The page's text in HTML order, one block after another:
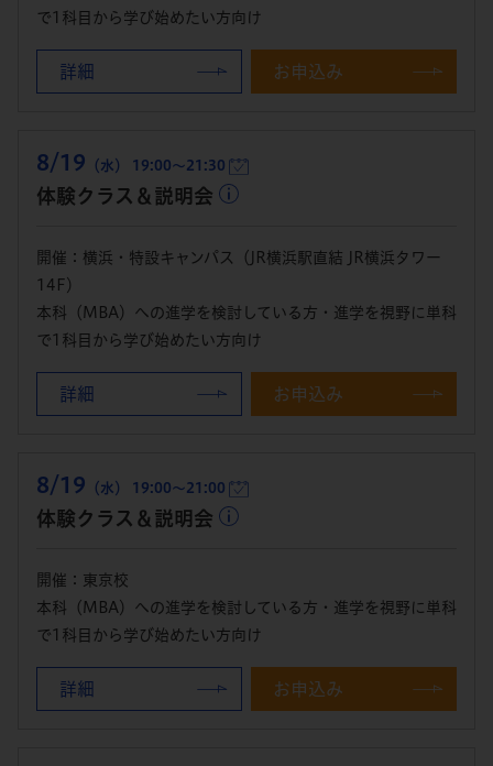
で1科目から学び始めたい方向け
詳細 お申込み
8/19 （水） 19:00～21:30
体験クラス＆説明会
開催：横浜・特設キャンパス（JR横浜駅直結 JR横浜タワー
14F）
本科（MBA）への進学を検討している方・進学を視野に単科
で1科目から学び始めたい方向け
詳細 お申込み
8/19 （水） 19:00～21:00
体験クラス＆説明会
開催：東京校
本科（MBA）への進学を検討している方・進学を視野に単科
で1科目から学び始めたい方向け
詳細 お申込み